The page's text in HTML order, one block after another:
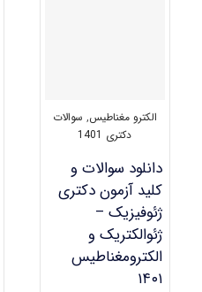
الکترو مغناطیس, سوالات
دکتری 1401
دانلود سوالات و
کلید آزمون دکتری
ژئوفیزیک –
ژئوالکتریک و
الکترومغناطیس
۱۴۰۱